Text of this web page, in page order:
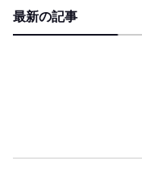
最新の記事